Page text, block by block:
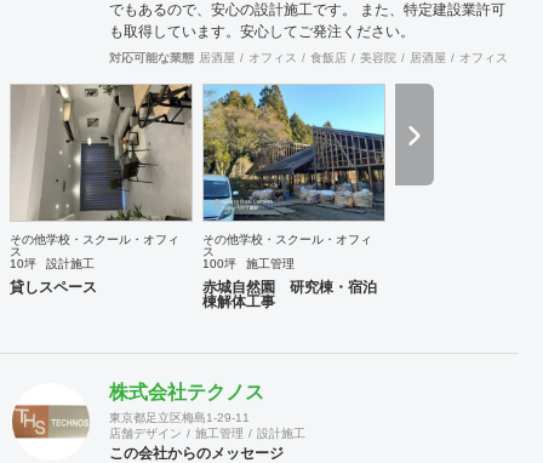
でもあるので、安心の設計施工です。 また、特定建設業許可
も取得しています。安心してご発注ください。
対応可能な業態 居酒屋 オフィス 食飯店 美容院 居酒屋 オフィス
その他学校・スクール・オフィ
ス
10坪
設計施工
貸しスペース
その他学校・スクール・オフィ
ス
100坪
施工管理
赤城自然園 研究棟・宿泊
棟解体工事
株式会社テクノス
東京都足立区梅島1-29-11
店舗デザイン
施工管理 設計施工
この会社からのメッセージ